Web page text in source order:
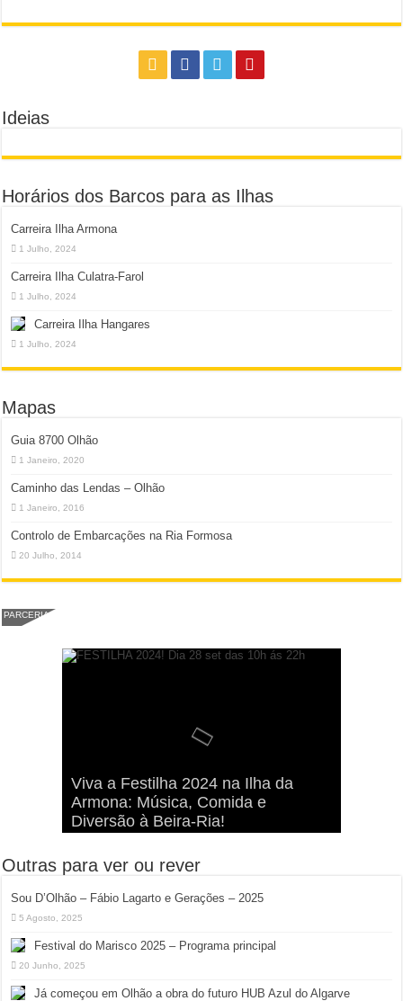
Ideias
Horários dos Barcos para as Ilhas
Carreira Ilha Armona
1 Julho, 2024
Carreira Ilha Culatra-Farol
1 Julho, 2024
Carreira Ilha Hangares
1 Julho, 2024
Mapas
Guia 8700 Olhão
1 Janeiro, 2020
Caminho das Lendas – Olhão
1 Janeiro, 2016
Controlo de Embarcações na Ria Formosa
20 Julho, 2014
PARCERIA
Sou D’Olhão – Fábio Lagarto e
Gerações – 2025
Viva a Festilha 2024 na Ilha da
Armona: Música, Comida e
Diversão à Beira-Ria!
Taphani X Benkest: Vídeo Musical
na Ilha da Armona
Fábio Lagarto e Gerações Lançam
“Lavar a Loiça” na Ilha dos
Hangares
Festival Pirata 2024 Invade Olhão:
Quatro Dias Mais Um de Aventura e
Diversão!
Outras para ver ou rever
Sou D’Olhão – Fábio Lagarto e Gerações – 2025
5 Agosto, 2025
Festival do Marisco 2025 – Programa principal
20 Junho, 2025
Já começou em Olhão a obra do futuro HUB Azul do Algarve